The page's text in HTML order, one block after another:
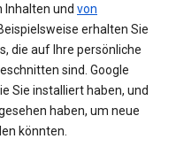
Inhalten und von
Beispielsweise erhalten Sie
die auf Ihre persönliche
sind. Google
Sie installiert haben, und
haben, um neue
könnten.